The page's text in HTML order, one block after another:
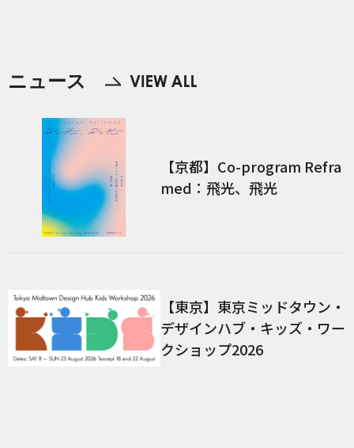
ニュース
【京都】Co-program Refra
med：飛光、飛光
【東京】東京ミッドタウン・
デザインハブ・キッズ・ワー
クショップ2026